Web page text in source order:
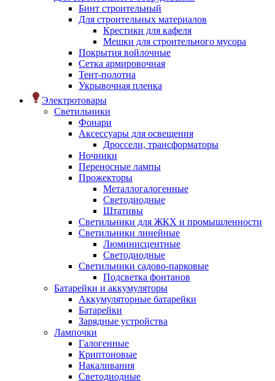
Бинт строительный
Для строительных материалов
Крестики для кафеля
Мешки для строительного мусора
Покрытия войлочные
Сетка армировочная
Тент-полотна
Укрывочная пленка
Электротовары
Светильники
Фонари
Аксессуары для освещения
Дроссели, трансформаторы
Ночники
Переносные лампы
Прожекторы
Металлогалогенные
Светодиодные
Штативы
Светильники для ЖКХ и промышленности
Светильники линейные
Люминисцентные
Светодиодные
Светильники садово-парковые
Подсветка фонтанов
Батарейки и аккумуляторы
Аккумуляторные батарейки
Батарейки
Зарядные устройства
Лампочки
Галогенные
Криптоновые
Накаливания
Светодиодные